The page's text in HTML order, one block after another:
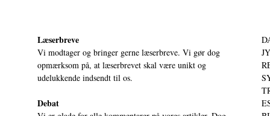
Læserbreve
Vi modtager og bringer gerne læserbreve. Vi gør dog
opmærksom på, at læserbrevet skal være unikt og
udelukkende indsendt til os.
Debat